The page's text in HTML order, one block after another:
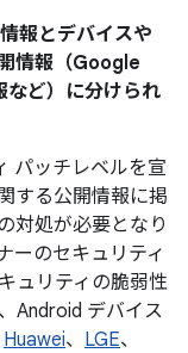
報とデバイスや
情報（Google
など）に分けられ
パッチレベルを宣
する公開情報に掲
対処が必要となり
ーのセキュリティ
ュリティの脆弱性
Android デバイス
Huawei、 LGE、